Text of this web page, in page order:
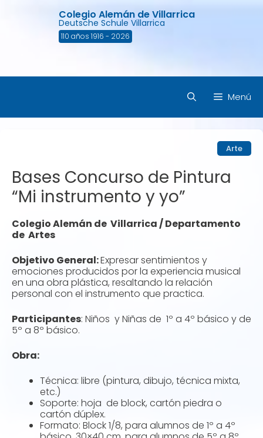
Colegio Alemán de Villarrica
Deutsche Schule Villarrica
110 años 1916 - 2026
Menú
Arte
Bases Concurso de Pintura
“Mi instrumento y yo”
Colegio Alemán de Villarrica / Departamento
de Artes
Objetivo General:Expresar sentimientos y
emociones producidos por la experiencia musical
en una obra plástica, resaltando la relación
personal con el instrumento que practica.
Participantes: Niños y Niñas de 1º a 4º básico y de
5º a 8º básico.
Obra:
Técnica: libre (pintura, dibujo, técnica mixta,
etc.)
Soporte: hoja de block, cartón piedra o
cartón dúplex.
Formato: Block 1/8, para alumnos de 1º a 4º